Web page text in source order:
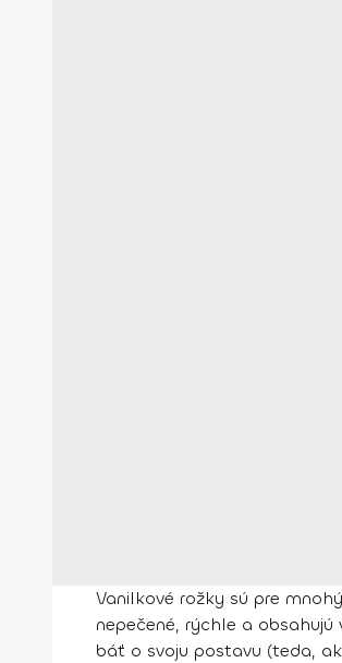
Vanilkové rožky sú pre
nepečené, rýchle a
báť o svoju postavu (teda,